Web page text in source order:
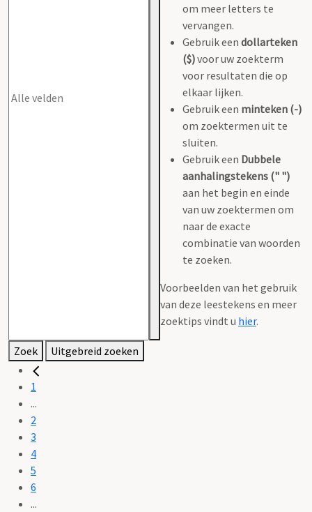
om meer letters te
vervangen.
Gebruik een dollarteken
($)voor uw zoekterm
voor resultaten die op
elkaar lijken.
Gebruik een minteken (-)
om zoektermen uit te
sluiten.
Gebruik een Dubbele
aanhalingstekens (" ")
aan het begin en einde
van uw zoektermen om
naar de exacte
combinatie van woorden
te zoeken.
Voorbeelden van het gebruik
van deze leestekens en meer
zoektips vindt u hier.
Zoek Uitgebreid zoeken
1
...
2
3
4
5
6
...